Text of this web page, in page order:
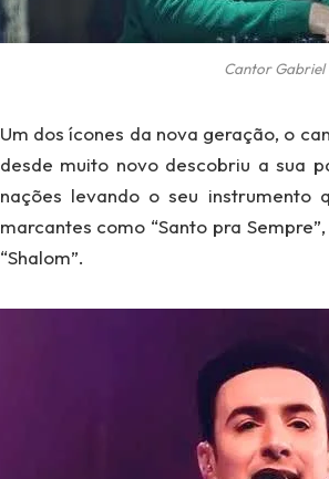
Cantor Gabriel
Um dos ícones da nova geração, o
desde muito novo descobriu a sua
nações levando o seu
marcantes como “Santo pra
“Shalom”.